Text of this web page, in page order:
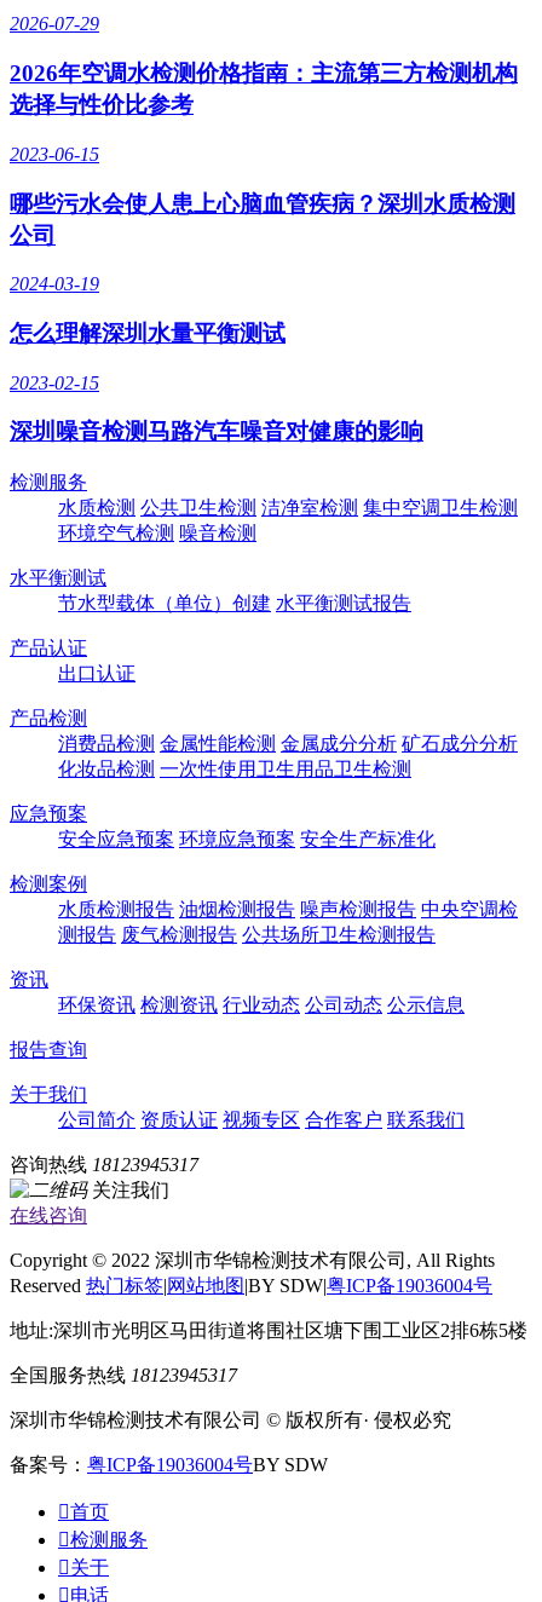
2026-07-29
2026年空调水检测价格指南：主流第三方检测机构
选择与性价比参考
2023-06-15
哪些污水会使人患上心脑血管疾病？深圳水质检测
公司
2024-03-19
怎么理解深圳水量平衡测试
2023-02-15
深圳噪音检测马路汽车噪音对健康的影响
检测服务
水质检测 公共卫生检测 洁净室检测 集中空调卫生检测
环境空气检测 噪音检测
水平衡测试
节水型载体（单位）创建 水平衡测试报告
产品认证
出口认证
产品检测
消费品检测 金属性能检测 金属成分分析 矿石成分分析
化妆品检测 一次性使用卫生用品卫生检测
应急预案
安全应急预案 环境应急预案 安全生产标准化
检测案例
水质检测报告 油烟检测报告 噪声检测报告 中央空调检
测报告 废气检测报告 公共场所卫生检测报告
资讯
环保资讯 检测资讯 行业动态 公司动态 公示信息
报告查询
关于我们
公司简介 资质认证 视频专区 合作客户 联系我们
咨询热线 18123945317
关注我们
在线咨询
Copyright © 2022 深圳市华锦检测技术有限公司, All Rights
Reserved 热门标签|网站地图|BY SDW|粤ICP备19036004号
地址:深圳市光明区马田街道将围社区塘下围工业区2排6栋5楼
全国服务热线 18123945317
深圳市华锦检测技术有限公司 © 版权所有· 侵权必究
备案号： 粤ICP备19036004号BY SDW
首页
检测服务
关于
电话